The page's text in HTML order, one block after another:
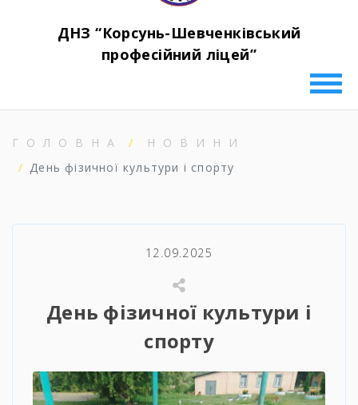
ДНЗ “Корсунь-Шевченківський
професійний ліцей”
ГОЛОВНА
НОВИНИ
День фізичної культури і спорту
12.09.2025
День фізичної культури і
спорту